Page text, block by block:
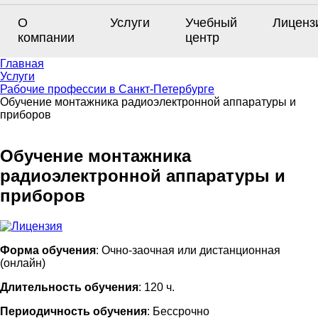
О
компании
Услуги
Учебный
центр
Главная
Услуги
Рабочие профессии в Санкт-Петербурге
Обучение монтажника радиоэлектронной аппаратуры и
приборов
Обучение монтажника
радиоэлектронной аппаратуры и
приборов
Форма обучения: Очно-заочная или дистанционная
(онлайн)
Длительность обучения: 120 ч.
Периодичность обучения: Бессрочно